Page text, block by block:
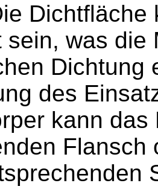
Dichtfläche
sein, was die
Dichtung
des
kann
Flansch